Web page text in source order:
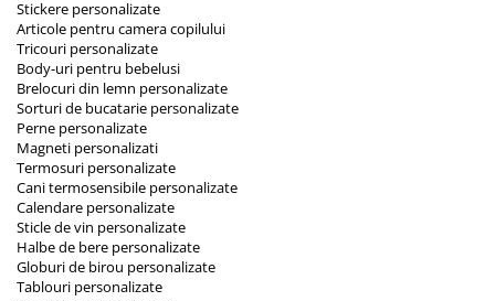
Stickere personalizate
Articole pentru camera copilului
Tricouri personalizate
Body-uri pentru bebelusi
Brelocuri din lemn personalizate
Sorturi de bucatarie personalizate
Perne personalizate
Magneti personalizati
Termosuri personalizate
Cani termosensibile personalizate
Calendare personalizate
Sticle de vin personalizate
Halbe de bere personalizate
Globuri de birou personalizate
Tablouri personalizate